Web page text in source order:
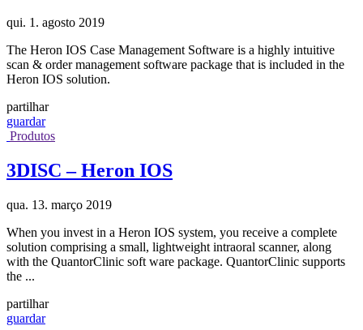
qui. 1. agosto 2019
The Heron IOS Case Management Software is a highly intuitive
scan & order management software package that is included in the
Heron IOS solution.
partilhar
guardar
Produtos
3DISC – Heron IOS
qua. 13. março 2019
When you invest in a Heron IOS system, you receive a complete
solution comprising a small, lightweight intraoral scanner, along
with the QuantorClinic soft ware package. QuantorClinic supports
the ...
partilhar
guardar